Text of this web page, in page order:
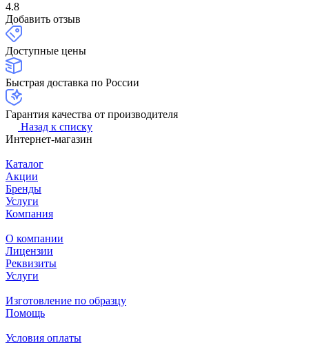
4.8
Добавить отзыв
Доступные цены
Быстрая доставка по России
Гарантия качества от производителя
Назад к списку
Интернет-магазин
Каталог
Акции
Бренды
Услуги
Компания
О компании
Лицензии
Реквизиты
Услуги
Изготовление по образцу
Помощь
Условия оплаты